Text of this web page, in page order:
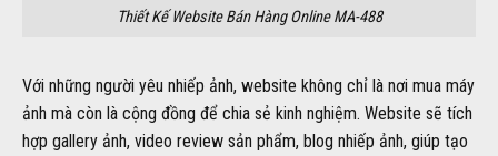
Thiết Kế Website Bán Hàng Online MA-488
Với những người yêu nhiếp ảnh, website không chỉ là nơi mua máy
ảnh mà còn là cộng đồng để chia sẻ kinh nghiệm. Website sẽ tích
hợp gallery ảnh, video review sản phẩm, blog nhiếp ảnh, giúp tạo